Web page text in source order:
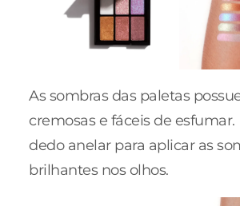
As sombras das paletas
cremosas e fáceis de esfumar.
dedo anelar para aplicar as
brilhantes nos olhos.